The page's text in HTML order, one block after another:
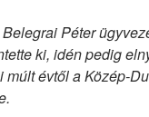
Péter
ki, idén pedig
évtől a Közép-